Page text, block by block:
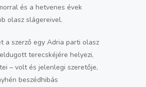
és a hetvenes évek
olasz slágereivel.
a szerző egy Adria parti olasz
terecskéjére helyezi,
– volt és jelenlegi szeretője,
beszédhibás